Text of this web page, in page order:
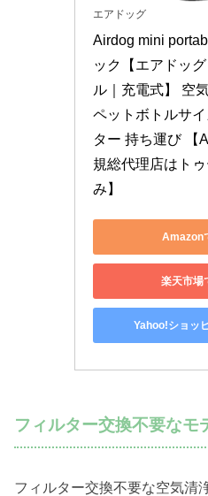
エアドッグ
Airdog mini
ック【エアドッ
ル｜充電式】 空
ペットボトルサ
ター 持ち運び 【
規総代理店はト
み】
Amazon
楽天市場
Yahoo!ショッ
フィルター交換不要なモ
フィルター交換不要な空気清